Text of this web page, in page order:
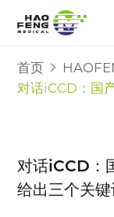
首页
对话iCCD：国
对话iCCD：
给出三个关键